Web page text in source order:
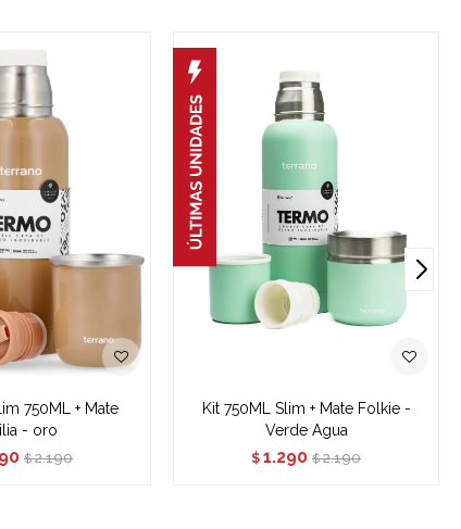
750ML + Mate
- oro
$ 2.190
Kit 750ML Slim + Mate Folkie -
Verde Agua
$ 1.290 $ 2.190